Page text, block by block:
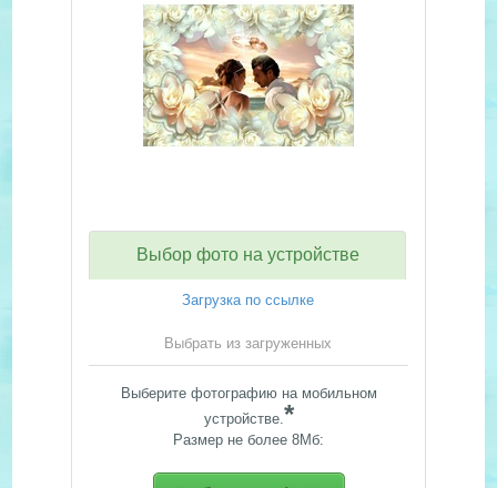
Выбор фото на устройстве
Загрузка по ссылке
Выбрать из загруженных
Выберите фотографию на мобильном
устройстве.*
Размер не более 8Мб: